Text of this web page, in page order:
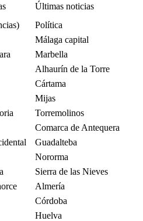
Últimas noticias
Política
Málaga capital
Marbella
Alhaurín de la Torre
Cártama
Mijas
Torremolinos
Comarca de Antequera
Guadalteba
Nororma
Sierra de las Nieves
Almería
Córdoba
Huelva